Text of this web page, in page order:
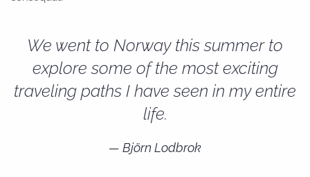
We went to Norway this summer to
explore some of the most exciting
traveling paths I have seen in my entire
life.
Björn Lodbrok